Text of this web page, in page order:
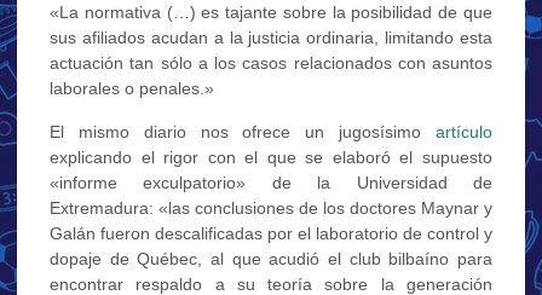
«La normativa (…) es tajante sobre la posibilidad de que
sus afiliados acudan a la justicia ordinaria, limitando esta
actuación tan sólo a los casos relacionados con asuntos
laborales o penales.»
El mismo diario nos ofrece un jugosísimo artículo
explicando el rigor con el que se elaboró el supuesto
«informe exculpatorio» de la Universidad de
Extremadura: «las conclusiones de los doctores Maynar y
Galán fueron descalificadas por el laboratorio de control y
dopaje de Québec, al que acudió el club bilbaíno para
encontrar respaldo a su teoría sobre la generación